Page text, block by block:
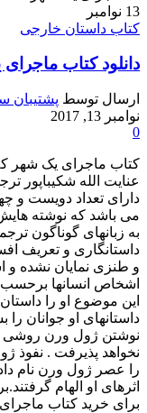
13 نوامبر
کتاب داستان خارجی
دانلود کتاب
ارسال توسط پشتیبان
نوامبر 13, 2017
0
کتاب ماجرای یک شهر
عنایت الله شکیباپور
دارای تعداد دویست و
می باشد که نوشته هایش
به زبانهای گوناگون
داستانگاری و تعریف
و طنزی نمایان نشده و
اشخاص انسانها برحسب
این موضوع او را
داستانهای او جوانان
نوشتن ژول ورن روشی
نخواهد پذیرفت . نفوذ
را عصر ژول ورن نام
اثرهای او الهام
برای خرید کتاب